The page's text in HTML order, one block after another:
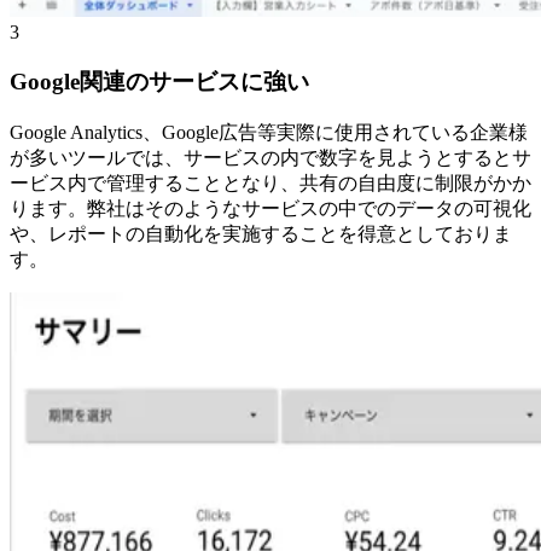
3
Google関連のサービスに強い
Google Analytics、Google広告等実際に使用されている企業様
が多いツールでは、サービスの内で数字を見ようとするとサ
ービス内で管理することとなり、共有の自由度に制限がかか
ります。弊社はそのようなサービスの中でのデータの可視化
や、レポートの自動化を実施することを得意としておりま
す。